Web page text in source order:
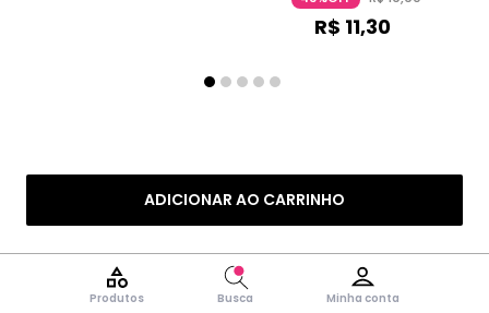
Produtos Busca Minha conta
ADICIONAR AO CARRINHO
R$ 11,30